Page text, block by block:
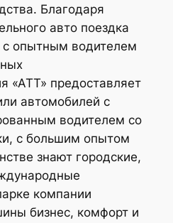
Благодаря
авто поездка
с опытным водителем
«АТТ» предоставляет
автомобилей с
водителем со
с большим опытом
знают городские,
компании
бизнес, комфорт и